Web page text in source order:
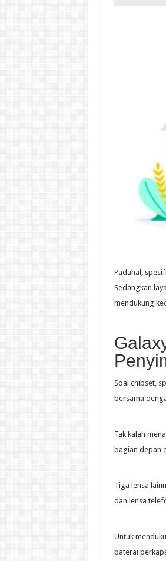
Padahal,
Sedangkan
mendukung
Soal chipset,
bersama
Tak kalah
bagian depan
Tiga lensa
dan lensa
Untuk
baterai